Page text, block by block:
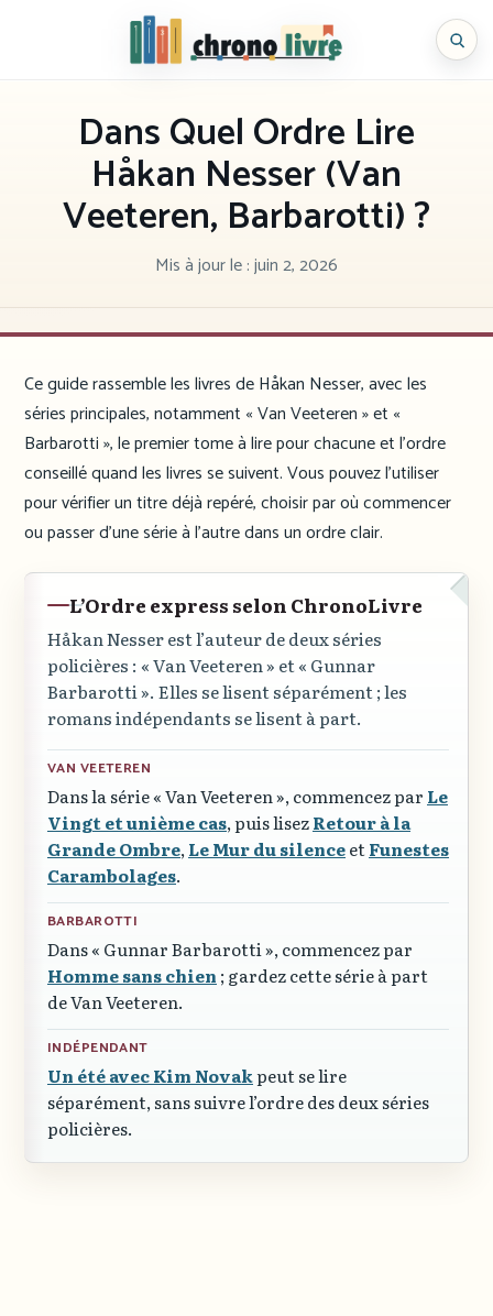
Chronolivre
Dans Quel Ordre Lire
Håkan Nesser (Van
Veeteren, Barbarotti) ?
Mis à jour le :juin 2, 2026
Ce guide rassemble les livres de Håkan Nesser, avec les
séries principales, notamment « Van Veeteren » et «
Barbarotti », le premier tome à lire pour chacune et l’ordre
conseillé quand les livres se suivent. Vous pouvez l’utiliser
pour vérifier un titre déjà repéré, choisir par où commencer
ou passer d’une série à l’autre dans un ordre clair.
L’Ordre express selon ChronoLivre
Håkan Nesser est l’auteur de deux séries
policières : « Van Veeteren » et« Gunnar
Barbarotti ». Elles se lisent séparément ; les
romans indépendants se lisent à part.
VAN VEETEREN
Dans la série« Van Veeteren », commencez par Le
Vingt et unième cas, puis lisezRetour à la
Grande Ombre,Le Mur du silenceetFunestes
Carambolages.
BARBAROTTI
Dans« Gunnar Barbarotti », commencez par
Homme sans chien ; gardez cette série à part
de Van Veeteren.
INDÉPENDANT
Un été avec Kim Novakpeut se lire
séparément, sans suivre l’ordre des deux séries
policières.